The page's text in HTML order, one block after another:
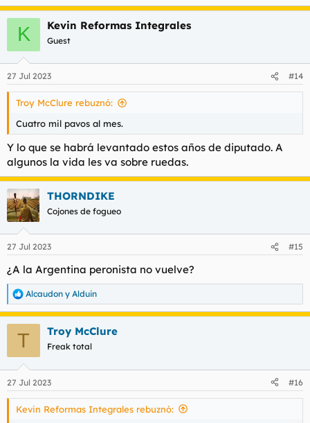
K Kevin Reformas Integrales
Guest
27 Jul 2023 #14
Troy McClure rebuznó:
Cuatro mil pavos al mes.
Y lo que se habrá levantado estos años de diputado. A
algunos la vida les va sobre ruedas.
THORNDIKE
Cojones de fogueo
27 Jul 2023 #15
¿A la Argentina peronista no vuelve?
R
e
a
e
s
Alcaudon y Alduin
T Troy McClure
Freak total
27 Jul 2023 #16
Kevin Reformas Integrales rebuznó: